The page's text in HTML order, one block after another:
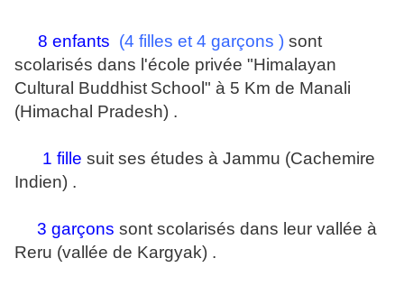
8 enfants (4 filles et 4 garçons ) sont
scolarisés dans l'école privée "Himalayan
Cultural Buddhist School" à 5 Km de Manali
(Himachal Pradesh) .
1 fille suit ses études à Jammu (Cachemire
Indien) .
3 garçons sont scolarisés dans leur vallée à
Reru (vallée de Kargyak) .